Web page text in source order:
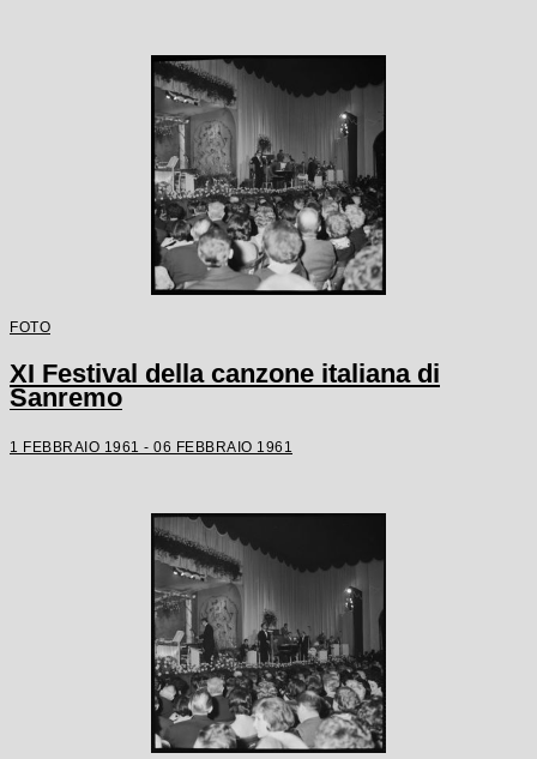
FOTO
XI Festival della canzone italiana di
Sanremo
1 FEBBRAIO 1961 - 06 FEBBRAIO 1961